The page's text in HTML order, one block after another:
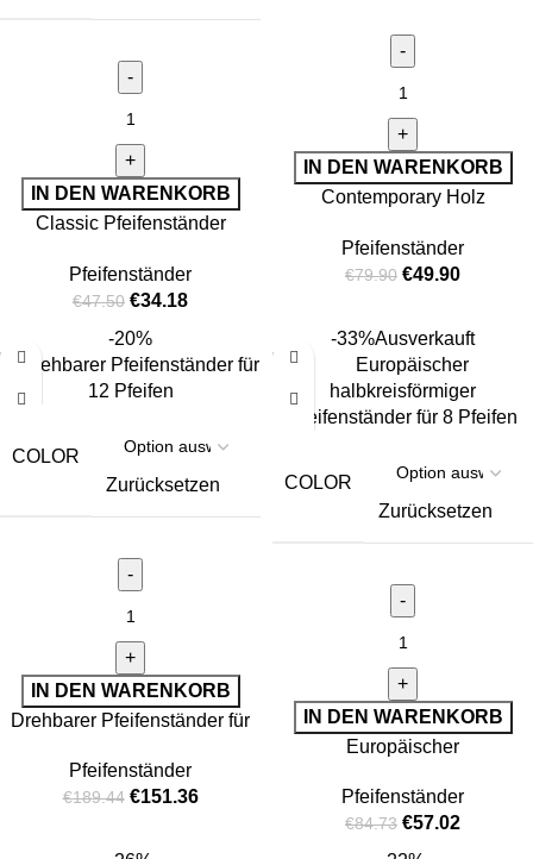
IN DEN WARENKORB
Classic Pfeifenständer
Pfeifenständer
€47.50 €34.18
IN DEN WARENKORB
Contemporary Holz
Pfeifenständer
€79.90 €49.90
-20%
COLOR
Zurücksetzen
IN DEN WARENKORB
Drehbarer Pfeifenständer für
Pfeifenständer
€189.44 €151.36
-33%Ausverkauft
COLOR
Zurücksetzen
IN DEN WARENKORB
Europäischer
Pfeifenständer für 8 Pfeifen
Pfeifenständer
€84.73 €57.02